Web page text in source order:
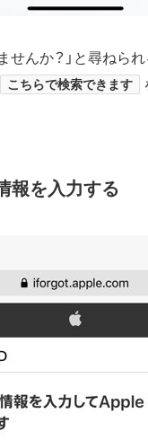
せんか？」と尋ねら
こちらで検索できます
報を入力する